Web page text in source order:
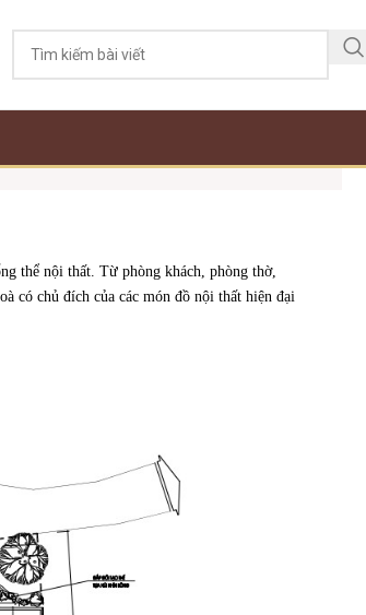
thể nội thất. Từ phòng khách, phòng thờ,
có chủ đích của các món đồ nội thất hiện đại